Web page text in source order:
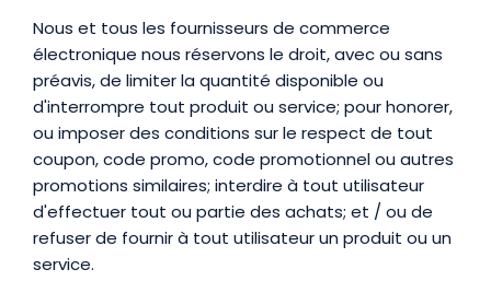
Nous et tous les fournisseurs de commerce
électronique nous réservons le droit, avec ou sans
préavis, de limiter la quantité disponible ou
d'interrompre tout produit ou service; pour honorer,
ou imposer des conditions sur le respect de tout
coupon, code promo, code promotionnel ou autres
promotions similaires; interdire à tout utilisateur
d'effectuer tout ou partie des achats; et / ou de
refuser de fournir à tout utilisateur un produit ou un
service.